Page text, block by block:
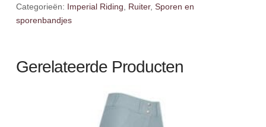
Categorieën: Imperial Riding Ruiter, Sporen en
sporenbandjes
Gerelateerde Producten